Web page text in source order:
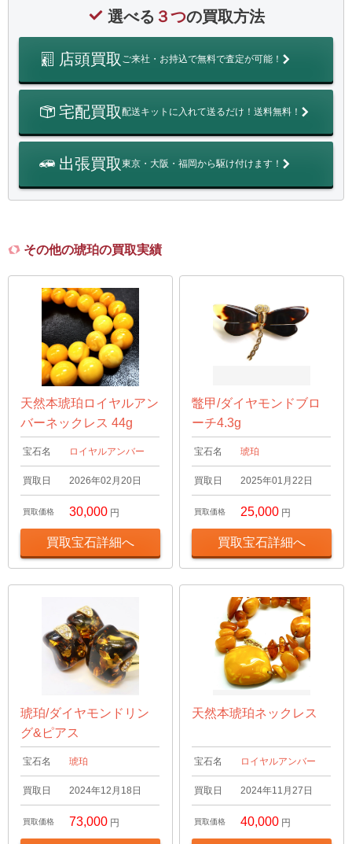
選べる ３つの買取方法
店頭買取 ご来社・お持込で無料で査定が可能！
宅配買取配送キットに入れて送るだけ！送料無料！
出張買取東京・大阪・福岡から駆け付けます！
その他の琥珀の買取実績
天然本琥珀ロイヤルアン
バーネックレス 44g
宝石名 ロイヤルアンバー
買取日 2026年02月20日
買取価格 30,000 円
買取宝石詳細へ
鼈甲/ダイヤモンドブロ
ーチ4.3g
宝石名 琥珀
買取日 2025年01月22日
買取価格 25,000 円
買取宝石詳細へ
琥珀/ダイヤモンドリン
グ&ピアス
宝石名 琥珀
買取日 2024年12月18日
買取価格 73,000 円
天然本琥珀ネックレス
宝石名 ロイヤルアンバー
買取日 2024年11月27日
買取価格 40,000 円